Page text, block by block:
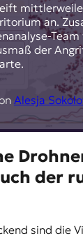
an.
Team
der
Alesja
der